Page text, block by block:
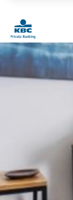
Particulieren